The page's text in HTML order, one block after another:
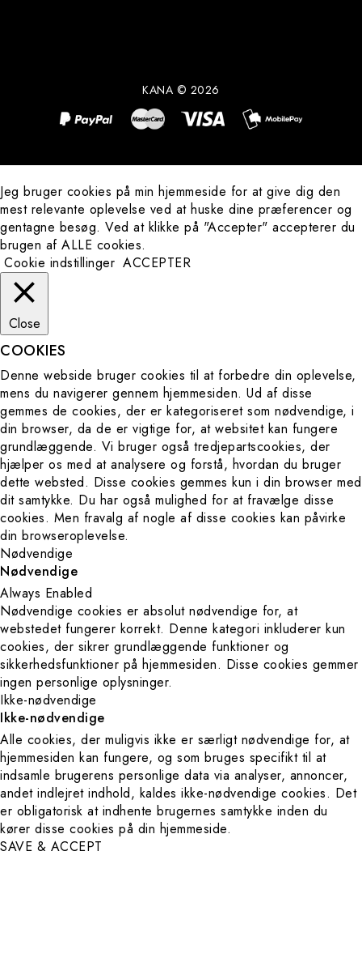
KANA © 2026
Jeg bruger cookies på min hjemmeside for at give dig den
mest relevante oplevelse ved at huske dine præferencer og
gentagne besøg. Ved at klikke på "Accepter" accepterer du
brugen af ​​ALLE cookies.
Cookie indstillinger ACCEPTER
Close
COOKIES
Denne webside bruger cookies til at forbedre din oplevelse,
mens du navigerer gennem hjemmesiden. Ud af disse
gemmes de cookies, der er kategoriseret som nødvendige, i
din browser, da de er vigtige for, at websitet kan fungere
grundlæggende. Vi bruger også tredjepartscookies, der
hjælper os med at analysere og forstå, hvordan du bruger
dette websted. Disse cookies gemmes kun i din browser med
dit samtykke. Du har også mulighed for at fravælge disse
cookies. Men fravalg af nogle af disse cookies kan påvirke
din browseroplevelse.
Nødvendige
Nødvendige
Always Enabled
Nødvendige cookies er absolut nødvendige for, at
webstedet fungerer korrekt. Denne kategori inkluderer kun
cookies, der sikrer grundlæggende funktioner og
sikkerhedsfunktioner på hjemmesiden. Disse cookies gemmer
ingen personlige oplysninger.
Ikke-nødvendige
Ikke-nødvendige
Alle cookies, der muligvis ikke er særligt nødvendige for, at
hjemmesiden kan fungere, og som bruges specifikt til at
indsamle brugerens personlige data via analyser, annoncer,
andet indlejret indhold, kaldes ikke-nødvendige cookies. Det
er obligatorisk at indhente brugernes samtykke inden du
kører disse cookies på din hjemmeside.
SAVE & ACCEPT